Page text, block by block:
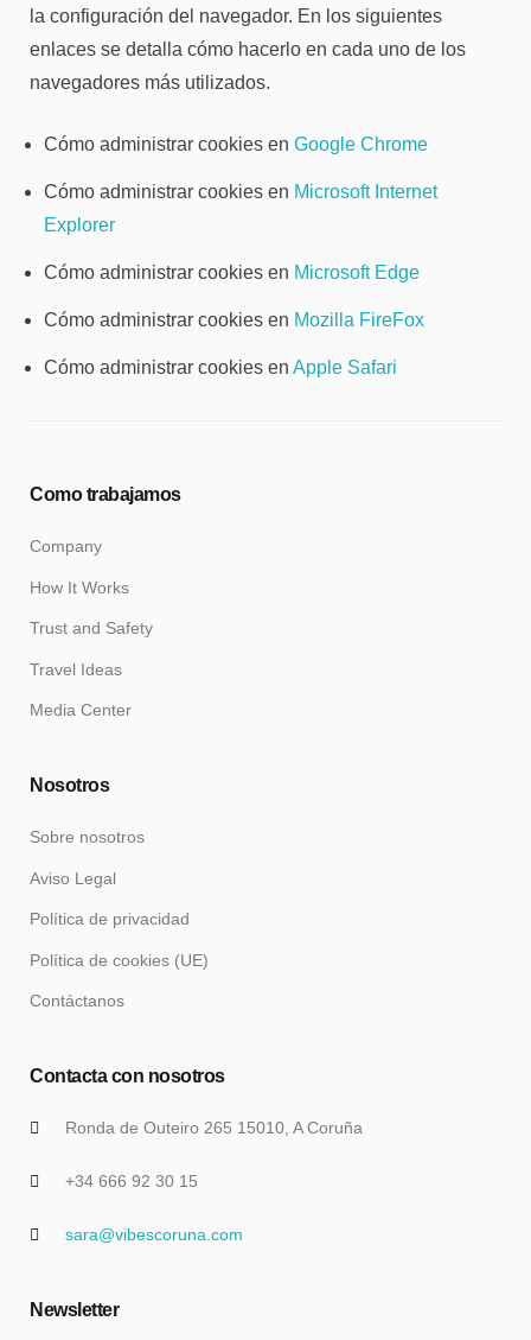
la configuración del navegador. En los siguientes
enlaces se detalla cómo hacerlo en cada uno de los
navegadores más utilizados.
Cómo administrar cookies en Google Chrome
Cómo administrar cookies en Microsoft Internet
Explorer
Cómo administrar cookies en Microsoft Edge
Cómo administrar cookies en Mozilla FireFox
Cómo administrar cookies en Apple Safari
Como trabajamos
Company
How It Works
Trust and Safety
Travel Ideas
Media Center
Nosotros
Sobre nosotros
Aviso Legal
Política de privacidad
Política de cookies (UE)
Contáctanos
Contacta con nosotros
Ronda de Outeiro 265 15010, A Coruña
+34 666 92 30 15
sara@vibescoruna.com
Newsletter